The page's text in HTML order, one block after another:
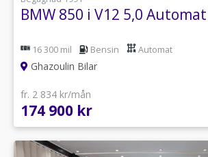
BMW 850 i V12 5,0
16 300 mil Bensin Automat
Ghazoulin Bilar
fr. 2 834 kr/mån
174 900 kr